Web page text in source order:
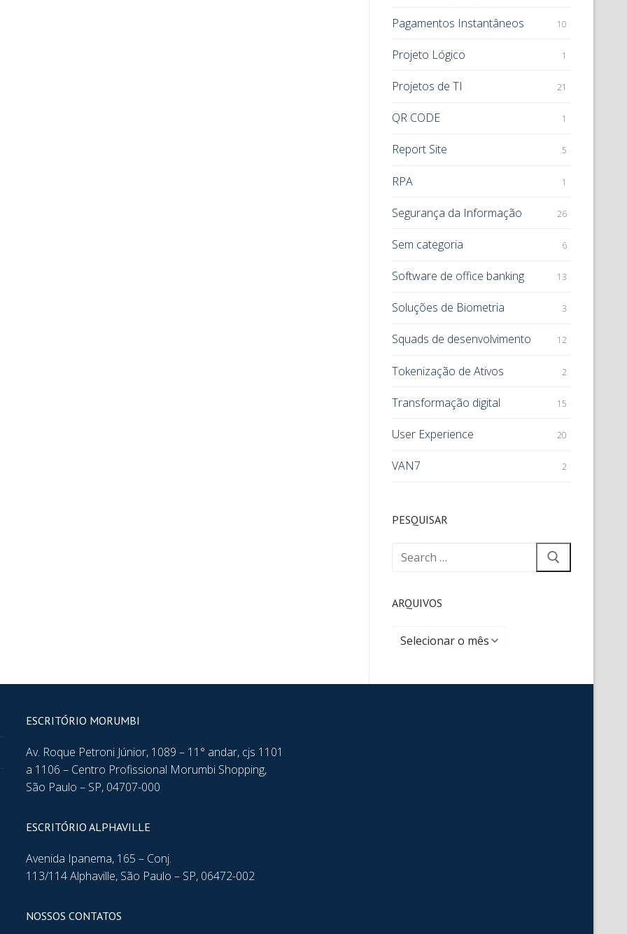
Pagamentos Instantâneos 10
Projeto Lógico 1
Projetos de TI 21
QR CODE 1
Report Site 5
RPA 1
Segurança da Informação 26
Sem categoria 6
Software de office banking 13
Soluções de Biometria 3
Squads de desenvolvimento 12
Tokenização de Ativos 2
Transformação digital 15
User Experience 20
VAN7 2
PESQUISAR
ARQUIVOS
ESCRITÓRIO MORUMBI
Av. Roque Petroni Júnior, 1089 – 11° andar, cjs 1101
a 1106 – Centro Profissional Morumbi Shopping,
São Paulo – SP, 04707-000
ESCRITÓRIO ALPHAVILLE
Avenida Ipanema, 165 – Conj.
113/114 Alphaville, São Paulo – SP, 06472-002
NOSSOS CONTATOS